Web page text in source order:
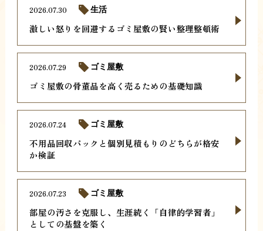
激しい怒りを回避するゴミ屋敷の賢い整理整頓術
2026.07.30 生活
ゴミ屋敷の骨董品を高く売るための基礎知識
2026.07.29 ゴミ屋敷
不用品回収パックと個別見積もりのどちらが格安
か検証
2026.07.24 ゴミ屋敷
部屋の汚さを克服し、生涯続く「自律的学習者」
としての基盤を築く
2026.07.23 ゴミ屋敷